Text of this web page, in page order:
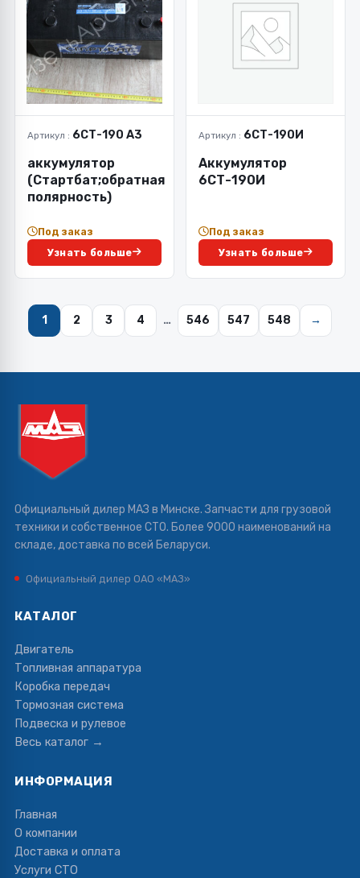
Артикул : 6СТ-190 А3
аккумулятор
(Стартбат;обратная
полярность)
Под заказ
Узнать больше
Артикул : 6СТ-190И
Аккумулятор
6СТ-190И
Под заказ
Узнать больше
1 2 3 4 … 546 547 548 →
Официальный дилер МАЗ в Минске. Запчасти для грузовой
техники и собственное СТО. Более 9000 наименований на
складе, доставка по всей Беларуси.
Официальный дилер ОАО «МАЗ»
КАТАЛОГ
Двигатель
Топливная аппаратура
Коробка передач
Тормозная система
Подвеска и рулевое
Весь каталог →
ИНФОРМАЦИЯ
Главная
О компании
Доставка и оплата
Услуги СТО